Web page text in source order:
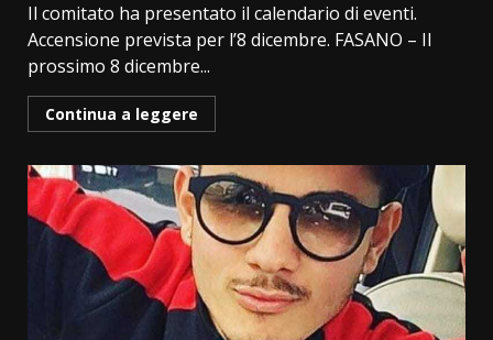
Il comitato ha presentato il calendario di eventi.
Accensione prevista per l’8 dicembre. FASANO – Il
prossimo 8 dicembre...
Continua a leggere